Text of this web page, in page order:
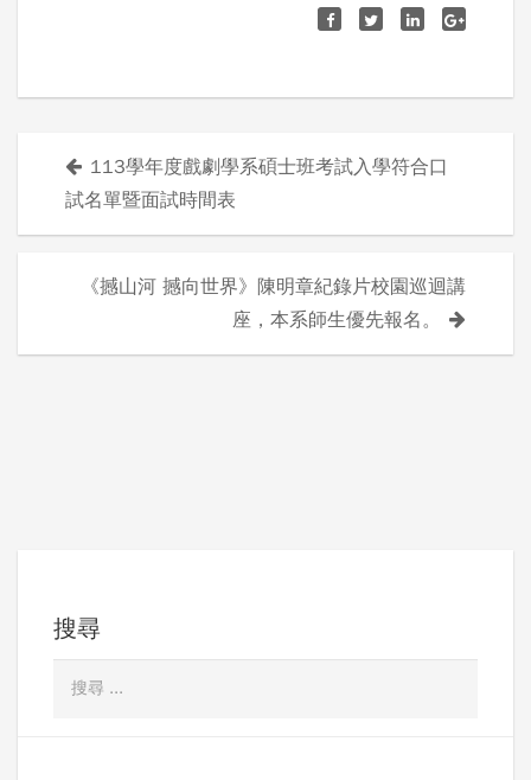
章
覽
113學年度戲劇學系碩士班考試入學符合口
試名單暨面試時間表
《撼山河 撼向世界》陳明章紀錄片校園巡迴講
座，本系師生優先報名。
搜尋